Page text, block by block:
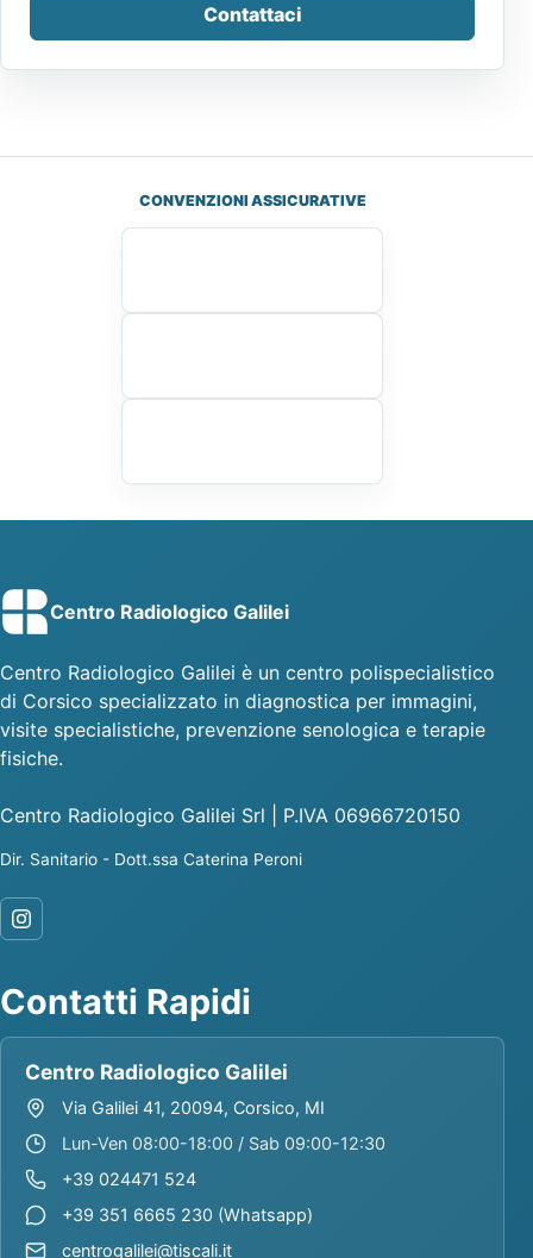
Contattaci
CONVENZIONI ASSICURATIVE
Centro Radiologico Galilei
Centro Radiologico Galilei è un centro polispecialistico
di Corsico specializzato in diagnostica per immagini,
visite specialistiche, prevenzione senologica e terapie
fisiche.
Centro Radiologico Galilei Srl | P.IVA 06966720150
Dir. Sanitario - Dott.ssa Caterina Peroni
Contatti Rapidi
Centro Radiologico Galilei
Via Galilei 41, 20094, Corsico, MI
Lun-Ven 08:00-18:00 / Sab 09:00-12:30
+39 024471 524
+39 351 6665 230 (Whatsapp)
centrogalilei@tiscali.it